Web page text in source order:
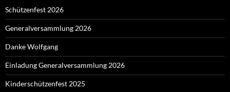
Schützenfest 2026
Generalversammlung 2026
Danke Wolfgang
Einladung Generalversammlung 2026
Kinderschützenfest 2025